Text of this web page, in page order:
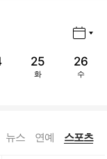
25
화
26
수
뉴스 연예 스포츠